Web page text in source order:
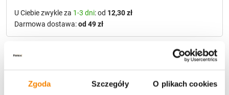
Zgoda Szczegóły O plikach cookies
U Ciebie zwykle za 1-3 dni: od 12,30 zł
Darmowa dostawa:od 49 zł